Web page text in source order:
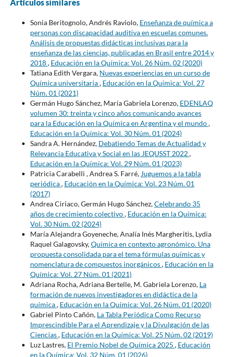
Artículos similares
Sonia Beritognolo, Andrés Raviolo, Enseñanza de química a
personas con discapacidad auditiva en escuelas comunes.
Análisis de propuestas didácticas inclusivas para la
enseñanza de las ciencias, publicadas en Brasil entre 2014 y
2018, Educación en la Química: Vol. 26 Núm. 02 (2020)
Tatiana Edith Vergara, Nuevas experiencias en un curso de
Química universitaria, Educación en la Química: Vol. 27
Núm. 01 (2021)
Germán Hugo Sánchez, María Gabriela Lorenzo, EDENLAQ
volumen 30: treinta y cinco años comunicando avances
para la Educación en la Química en Argentina y el mundo,
Educación en la Química: Vol. 30 Núm. 01 (2024)
Sandra A. Hernández, Debatiendo Temas de Actualidad y
Relevancia Educativa y Social en las JEQUSST 2022,
Educación en la Química: Vol. 29 Núm. 01 (2023)
Patricia Carabelli , Andrea S. Farré, Juguemos a la tabla
periódica, Educación en la Química: Vol. 23 Núm. 01
(2017)
Andrea Ciriaco, Germán Hugo Sánchez,Celebrando 35
años de crecimiento colectivo, Educación en la Química:
Vol. 30 Núm. 02 (2024)
María Alejandra Goyeneche, Analía Inés Margheritis, Lydia
Raquel Galagovsky,Química en contexto agronómico. Una
propuesta consolidada para el tema fórmulas químicas y
nomenclatura de compuestos inorgánicos, Educación en la
Química: Vol. 27 Núm. 01 (2021)
Adriana Rocha, Adriana Bertelle, M. Gabriela Lorenzo, La
formación de nuevos investigadores en didáctica de la
química, Educación en la Química: Vol. 26 Núm. 01 (2020)
Gabriel Pinto Cañón, La Tabla Periódica Como Recurso
Imprescindible Para el Aprendizaje y la Divulgación de las
Ciencias, Educación en la Química: Vol. 25 Núm. 02 (2019)
Luz Lastres, El Premio Nobel de Química 2025 , Educación
en la Química: Vol. 32 Núm. 01 (2026)